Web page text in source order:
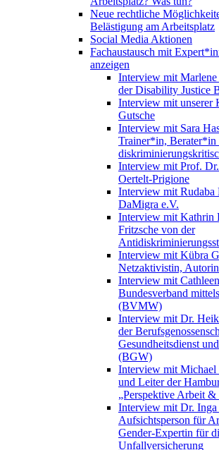
Neue rechtliche
Belästigung am Arbeitsplatz
Social Media Aktionen
Fachaustausch mit
anzeigen
Interview mit
der Disability Justice
Interview mit unserer
Gutsche
Interview mit Sara
Trainer*in, Berater*in
Interview mit Prof.
Oertelt-Prigione
Interview mit Rudaba
DaMigra e.V.
Interview mit Kathrin
Fritzsche von der
Interview mit Kübra
Netzaktivistin,
Interview mit
Bundesverband
(BVMW)
Interview mit Dr.
der
Gesundheitsdienst
(BGW)
Interview mit Michael
und Leiter der
„Perspektive Arbeit
Interview mit Dr.
Aufsichtsperson für
Gender-Expertin für
Unfallversicherung